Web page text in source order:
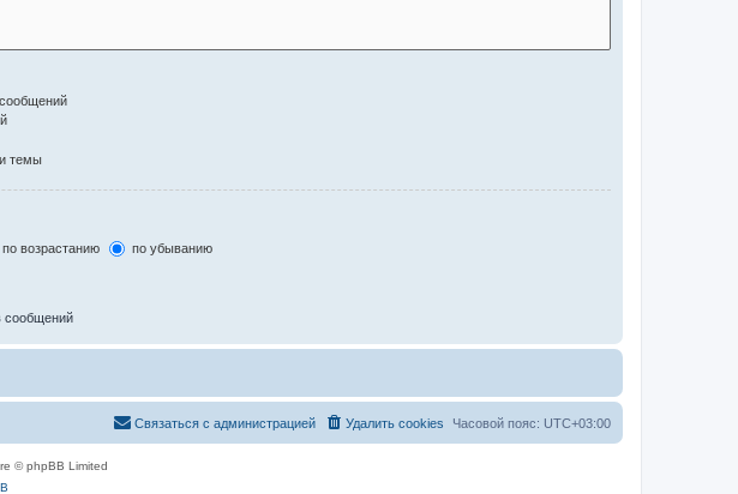
темы
по возрастанию по убыванию
сообщений
Часовой пояс: UTC+03:00
Удалить cookies
Связаться с администрацией
© phpBB Limited